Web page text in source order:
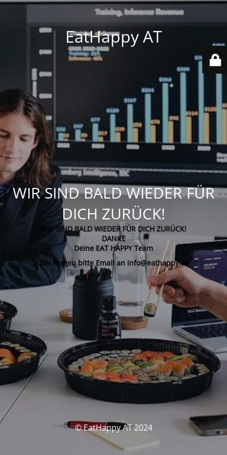
EatHappy AT
WIR SIND BALD WIEDER FÜR
DICH ZURÜCK!
WIR SIND BALD WIEDER FÜR DICH ZURÜCK!
DANKE
Deine EAT HAPPY Team
Bei Fragen bitte Email an info@eathappy.at
© EatHappy AT 2024